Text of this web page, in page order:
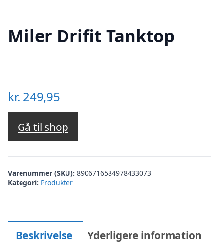
Miler Drifit Tanktop
kr. 249,95
Gå til shop
Varenummer (SKU): 8906716584978433073
Kategori: Produkter
Beskrivelse Yderligere information